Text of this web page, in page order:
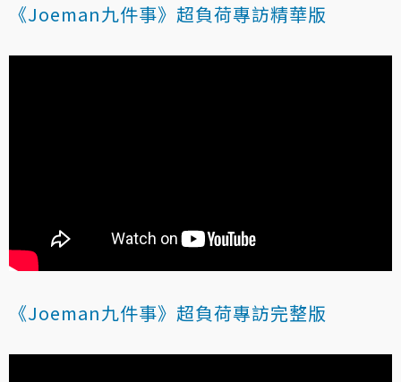
《Joeman九件事》超負荷專訪精華版
《Joeman九件事》超負荷專訪完整版